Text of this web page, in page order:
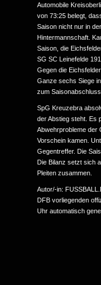
Automobile
von 73:25 belegt,
Saison nicht nur in
Hintermannschaft.
Saison, die
SG SC Leinefelde
Gegen die
Ganze sechs Siege
zum Saisonabschluss.
SpG Kreuzebra
der Abstieg steht. Es
Abwehrprobleme der
Vorschein kamen.
Gegentreffer. Die
Die Bilanz setzt sich
Pleiten zusammen.
Autor/-in:
DFB vorliegenden
Uhr automatisch